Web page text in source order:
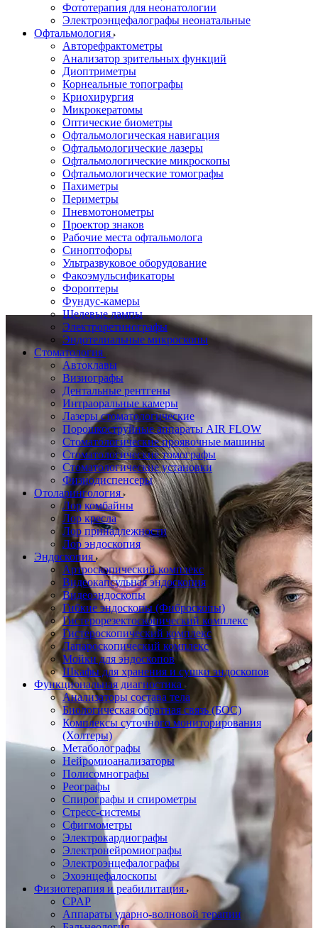
Фототерапия для неонатологии
Электроэнцефалографы неонатальные
Офтальмология
Авторефрактометры
Анализатор зрительных функций
Диоптриметры
Корнеальные топографы
Криохирургия
Микрокератомы
Оптические биометры
Офтальмологическая навигация
Офтальмологические лазеры
Офтальмологические микроскопы
Офтальмологические томографы
Пахиметры
Периметры
Пневмотонометры
Проектор знаков
Рабочие места офтальмолога
Синоптофоры
Ультразвуковое оборудование
Факоэмульсификаторы
Фороптеры
Фундус-камеры
Щелевые лампы
Электроретинографы
Эндотелиальные микроскопы
Стоматология
Автоклавы
Визиографы
Дентальные рентгены
Интраоральные камеры
Лазеры стоматологические
Порошкоструйные аппараты AIR FLOW
Стоматологические проявочные машины
Стоматологические томографы
Стоматологические установки
Физиодиспенсеры
Отоларингология
Лор комбайны
Лор кресла
Лор принадлежности
Лор эндоскопия
Эндоскопия
Артроскопический комплекс
Видеокапсульная эндоскопия
Видеоэндоскопы
Гибкие эндоскопы (Фиброcкопы)
Гистерорезектоскопический комплекс
Гистероскопический комплекс
Лапароскопический комплекс
Мойки для эндоскопов
Шкафы для хранения и сушки эндоскопов
Функциональная диагностика
Анализаторы состава тела
Биологическая обратная связь (БОС)
Комплексы суточного мониторирования
(Холтеры)
Метаболографы
Нейромиоанализаторы
Полисомнографы
Реографы
Спирографы и спирометры
Стресс-системы
Сфигмометры
Электрокардиографы
Электронейромиографы
Электроэнцефалографы
Эхоэнцефалоскопы
Физиотерапия и реабилитация
CPAP
Аппараты ударно-волновой терапии